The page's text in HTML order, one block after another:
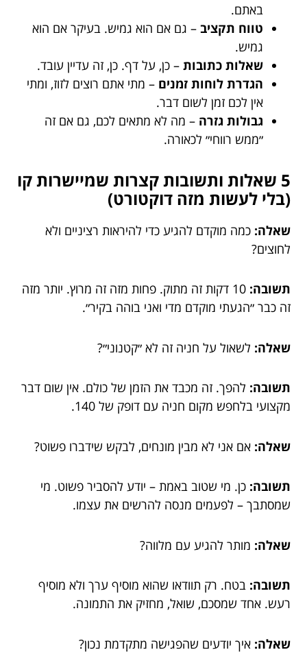
באתם.
טווח תקציב – גם אם הוא גמיש. בעיקר אם הוא
גמיש.
שאלות כתובות – כן, על דף. כן, זה עדיין עובד.
הגדרת לוחות זמנים – מתי אתם רוצים לזוז, ומתי
אין לכם זמן לשום דבר.
גבולות גזרה – מה לא מתאים לכם, גם אם זה
״ממש רווחי״ לכאורה.
5 שאלות ותשובות קצרות שמיישרות קו
(בלי לעשות מזה דוקטורט)
שאלה: כמה מוקדם להגיע כדי להיראות רציניים ולא
לחוצים?
תשובה:
10 דקות זה מתוק. פחות מזה זה מרוץ. יותר מזה
זה כבר ״הגעתי מוקדם מדי ואני בוהה בקיר״.
שאלה: לשאול על חניה זה לא ״קטנוני״?
תשובה: להפך. זה מכבד את הזמן של כולם. אין שום דבר
מקצועי בלחפש מקום חניה עם דופק של 140.
שאלה: אם אני לא מבין מונחים, לבקש שידברו פשוט?
תשובה: כן. מי שטוב באמת – יודע להסביר פשוט. מי
שמסתבך – לפעמים מנסה להרשים את עצמו.
שאלה: מותר להגיע עם מלווה?
תשובה: בטח. רק תוודאו שהוא מוסיף ערך ולא מוסיף
רעש. אחד שמסכם, שואל, מחזיק את התמונה.
שאלה: איך יודעים שהפגישה מתקדמת נכון?